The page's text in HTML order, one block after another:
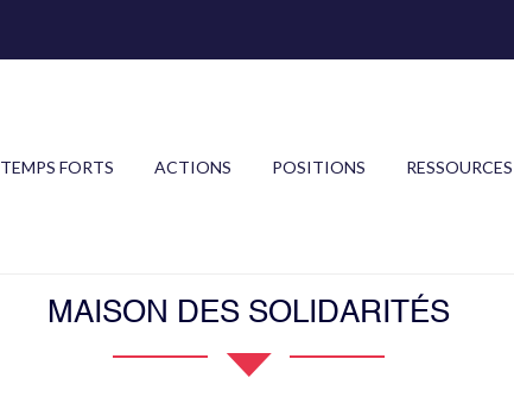
TEMPS FORTS ACTIONS POSITIONS RESSOURCES
MAISON DES SOLIDARITÉS